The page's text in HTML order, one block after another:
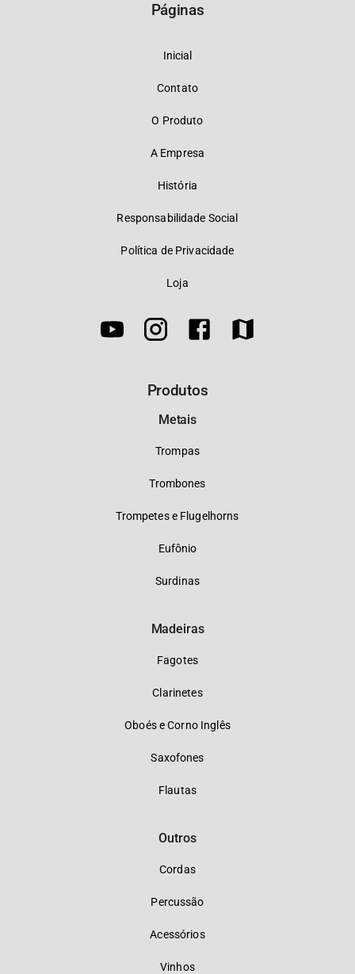
Páginas
Inicial
Contato
O Produto
A Empresa
História
Responsabilidade Social
Política de Privacidade
Loja
Produtos
Metais
Trompas
Trombones
Trompetes e Flugelhorns
Eufônio
Surdinas
Madeiras
Fagotes
Clarinetes
Oboés e Corno Inglês
Saxofones
Flautas
Outros
Cordas
Percussão
Acessórios
Vinhos